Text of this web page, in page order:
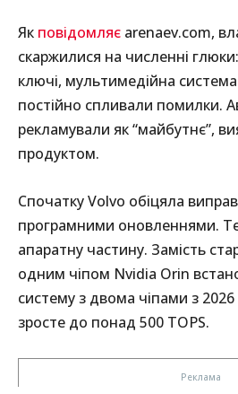
Як повідомляє arenaev.com,
скаржилися на численні
ключі, мультимедійна
постійно спливали помилки.
рекламували як “майбутнє”,
продуктом.
Спочатку Volvo обіцяла
програмними оновленнями.
апаратну частину. Замість
одним чіпом Nvidia Orin
систему з двома чіпами з
зросте до понад 500 TOPS.